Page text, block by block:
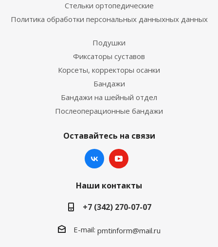
Стельки ортопедические
Политика обработки персональных данныхных данных
Подушки
Фиксаторы суставов
Корсеты, корректоры осанки
Бандажи
Бандажи на шейный отдел
Послеоперационные бандажи
Оставайтесь на связи
Наши контакты
+7 (342) 270-07-07
E-mail: pmtinform@mail.ru